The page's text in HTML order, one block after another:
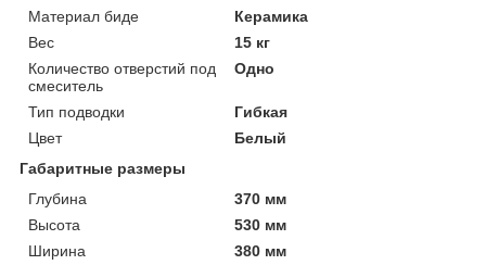
Материал биде
Керамика
Вес
15 кг
Количество отверстий под
смеситель
Одно
Тип подводки
Гибкая
Цвет
Белый
Габаритные размеры
Глубина
370 мм
Высота
530 мм
Ширина
380 мм